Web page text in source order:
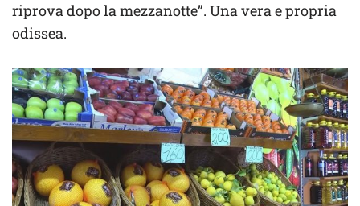
riprova dopo la mezzanotte”. Una vera e propria
odissea.